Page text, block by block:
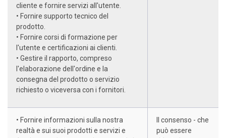
cliente e fornire servizi all'utente.
• Fornire supporto tecnico del
prodotto.
• Fornire corsi di formazione per
l'utente e certificazioni ai clienti.
• Gestire il rapporto, compreso
l'elaborazione dell'ordine e la
consegna del prodotto o servizio
richiesto o viceversa con i fornitori.
• Fornire informazioni sulla nostra
realtà e sui suoi prodotti e servizi e
Il consenso - che
può essere